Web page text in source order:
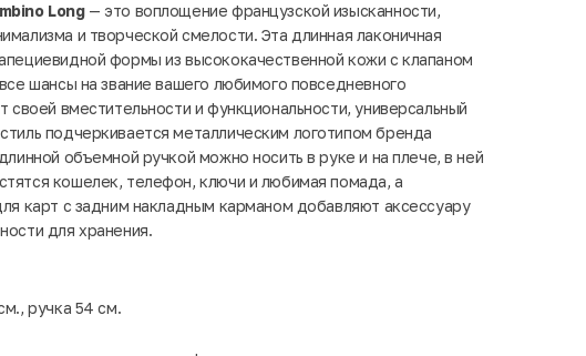
Long— это воплощение французской изысканности,
и творческой смелости. Эта длинная лаконичная
формы из высококачественной кожи с клапаном
шансы на звание вашего любимого повседневного
своей вместительности и функциональности, универсальный
подчеркивается металлическим логотипом бренда
объемной ручкой можно носить в руке и на плече, в ней
кошелек, телефон, ключи и любимая помада, а
карт с задним накладным карманом добавляют аксессуару
для хранения.
ручка 54 см.